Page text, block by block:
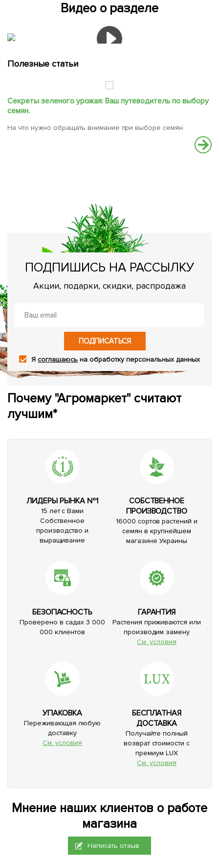
Видео о разделе
Полезные статьи
Секреты зеленого урожая: Ваш путеводитель по выбору
семян.
На что нужно обращать внимание при выборе семян.
ПОДПИШИСЬ НА РАССЫЛКУ
Акции, подарки, скидки, распродажа
ПОДПИСАТЬСЯ
Ясоглашаюсь на обработку персональных данных
Почему "Агромаркет" считают
лучшим*
ЛИДЕРЫ РЫНКА №1
15 лет с Вами
Собственное
производство и
выращивание
СОБСТВЕННОЕ
ПРОИЗВОДСТВО
16000 сортов растений и
семян в крупнейшем
магазине Украины
БЕЗОПАСНОСТЬ
Проверено в садах 3 000
000 клиентов
ГАРАНТИЯ
Растения приживаются или
производим замену
См. условия
УПАКОВКА
Переживающая любую
доставку
См. условия
БЕСПЛАТНАЯ
ДОСТАВКА
Получайте полный
возврат стоимости с
премиум LUX
См. условия
Мнение наших клиентов о работе
магазина
Написать отзыв